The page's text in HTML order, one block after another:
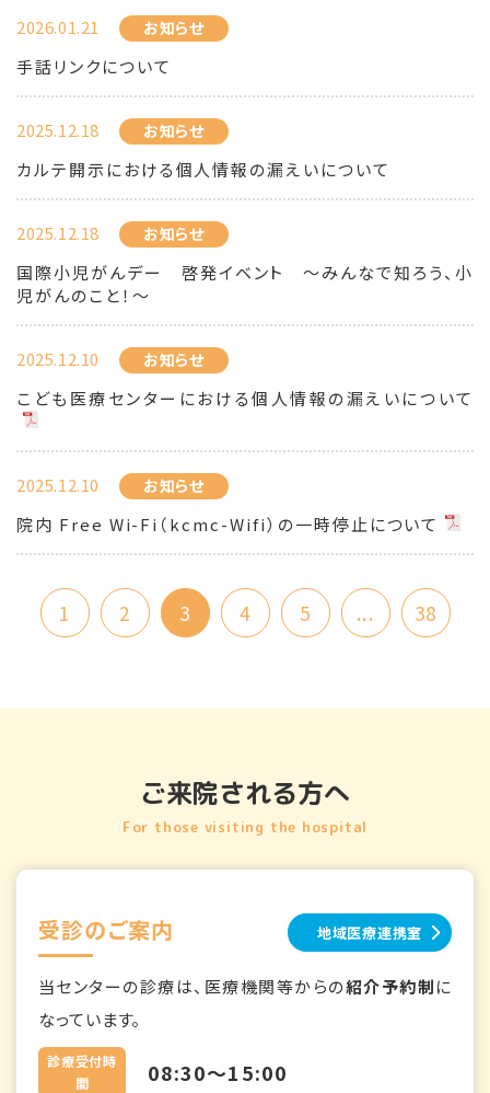
2026.01.21 お知らせ
手話リンクについて
2025.12.18 お知らせ
カルテ開示における個人情報の漏えいについて
2025.12.18 お知らせ
国際小児がんデー 啓発イベント ～みんなで知ろう、小
児がんのこと！～
2025.12.10 お知らせ
こども医療センターにおける個人情報の漏えいについて
2025.12.10 お知らせ
院内 Free Wi-Fi（kcmc-Wifi）の一時停止について
1 2 3 4 5 ... 38
ご来院される方へ
For those visiting the hospital
受診のご案内 地域医療連携室
当センターの診療は、医療機関等からの紹介予約制に
なっています。
診療受付時
間
08:30～15:00